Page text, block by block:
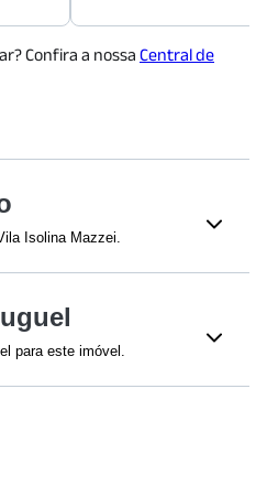
Confira a nossa Central de
Isolina Mazzei.
Paulo
- Unidade Cataguases
para este imóvel.
em 2,5 vezes o valor do
deste imóvel, a renda bruta